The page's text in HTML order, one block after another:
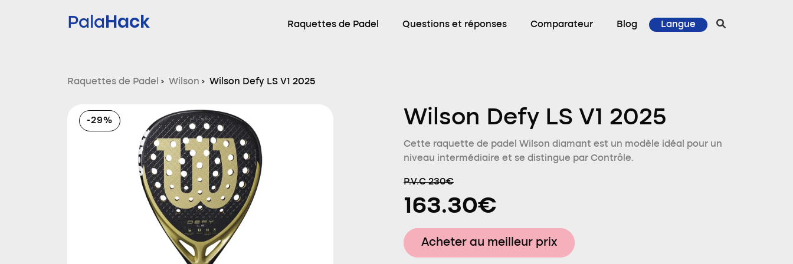
PalaHack Raquettes de Padel Questions et réponses Comparateur Blog Langue
Raquettes de Padel › Wilson › Wilson Defy LS V1 2025
-29% Wilson Defy LS V1 2025
Cette raquette de padel Wilson diamant est un modèle idéal pour un
niveau intermédiaire et se distingue par Contrôle.
P.V.C 230€
163.30€
Acheter au meilleur prix